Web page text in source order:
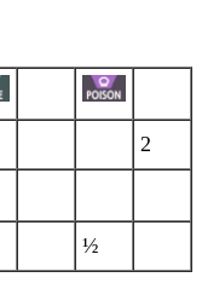
2
½